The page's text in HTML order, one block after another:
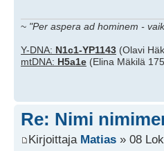
~ "Per aspera ad hominem -
Y-DNA: N1c1-YP1143 (Olavi
mtDNA: H5a1e (Elina Mäkilä
Re: Nimi
Kirjoittaja Matias » 08